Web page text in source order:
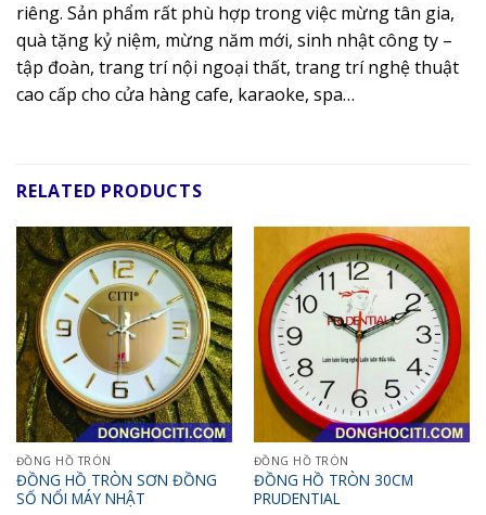
riêng. Sản phẩm rất phù hợp trong việc mừng tân gia,
quà tặng kỷ niệm, mừng năm mới, sinh nhật công ty –
tập đoàn, trang trí nội ngoại thất, trang trí nghệ thuật
cao cấp cho cửa hàng cafe, karaoke, spa…
RELATED PRODUCTS
ĐỒNG HỒ TRÒN
ĐỒNG HỒ TRÒN SƠN ĐỒNG
SỐ NỔI MÁY NHẬT
ĐỒNG HỒ TRÒN
ĐỒNG HỒ TRÒN 30CM
PRUDENTIAL